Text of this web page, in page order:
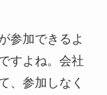
参加できるよ
すよね。会社
、参加しなく